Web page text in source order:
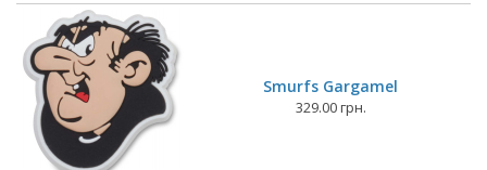
Smurfs Gargamel
329.00 грн.